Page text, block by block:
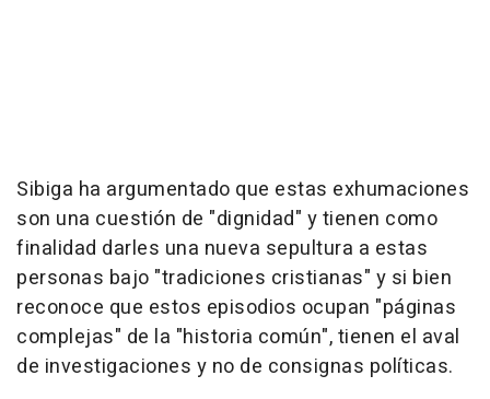
Sibiga ha argumentado que estas exhumaciones
son una cuestión de "dignidad" y tienen como
finalidad darles una nueva sepultura a estas
personas bajo "tradiciones cristianas" y si bien
reconoce que estos episodios ocupan "páginas
complejas" de la "historia común", tienen el aval
de investigaciones y no de consignas políticas.